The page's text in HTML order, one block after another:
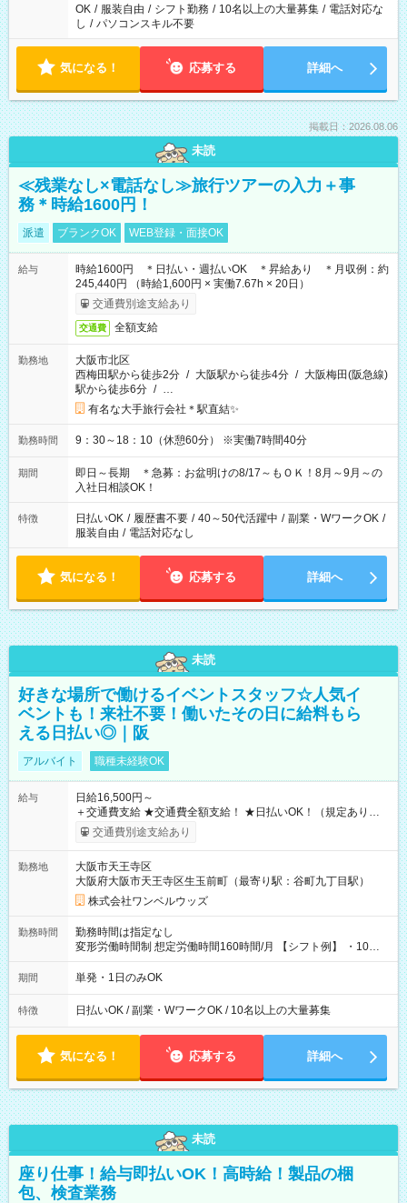
OK / 服装自由 / シフト勤務 / 10名以上の大量募集 / 電話対応な
し / パソコンスキル不要
気になる！ 応募する 詳細へ
掲載日：2026.08.06
未読
≪残業なし×電話なし≫旅行ツアーの入力＋事
務＊時給1600円！
派遣 ブランクOK WEB登録・面接OK
給与
時給1600円 ＊日払い・週払いOK ＊昇給あり ＊月収例：約
245,440円 （時給1,600円 × 実働7.67h × 20日）
交通費別途支給あり
交通費 全額支給
勤務地
大阪市北区
西梅田駅から徒歩2分 / 大阪駅から徒歩4分 / 大阪梅田(阪急線)
駅から徒歩6分 / …
有名な大手旅行会社＊駅直結✨
勤務時間 9：30～18：10（休憩60分） ※実働7時間40分
期間
即日～長期 ＊急募：お盆明けの8/17～もＯＫ！8月～9月～の
入社日相談OK！
特徴 日払いOK / 履歴書不要 / 40～50代活躍中 / 副業・WワークOK /
服装自由 / 電話対応なし
気になる！ 応募する 詳細へ
未読
好きな場所で働けるイベントスタッフ☆人気イ
ベントも！来社不要！働いたその日に給料もら
える日払い◎｜阪
アルバイト 職種未経験OK
給与
日給16,500円～
＋交通費支給 ★交通費全額支給！ ★日払いOK！（規定あり） ┗
働いたその日に現金GET♪ お仕事後はコンビニATMから 日払
交通費別途支給あり
勤務地
大阪市天王寺区
大阪府大阪市天王寺区生玉前町（最寄り駅：谷町九丁目駅）
株式会社ワンベルウッズ
勤務時間
勤務時間は指定なし
変形労働時間制 想定労働時間160時間/月 【シフト例】 ・10：
00～20：00
期間 単発・1日のみOK
特徴 日払いOK / 副業・WワークOK / 10名以上の大量募集
気になる！ 応募する 詳細へ
未読
座り仕事！給与即払いOK！高時給！製品の梱
包、検査業務